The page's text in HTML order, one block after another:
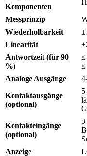
Komponenten
Messprinzip
Wiederholbarkeit
Linearität
Antwortzeit (für 90
%)
≤
≤
Analoge Ausgänge
Kontaktausgänge
(optional)
5
Kontakteingänge
(optional)
3
Anzeige